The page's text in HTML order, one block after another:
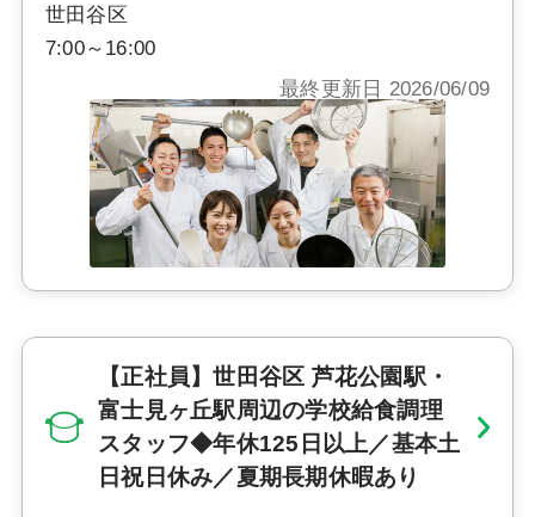
世田谷区
7:00～16:00
最終更新日 2026/06/09
【正社員】世田谷区 芦花公園駅・
富士見ヶ丘駅周辺の学校給食調理
スタッフ◆年休125日以上／基本土
日祝日休み／夏期長期休暇あり